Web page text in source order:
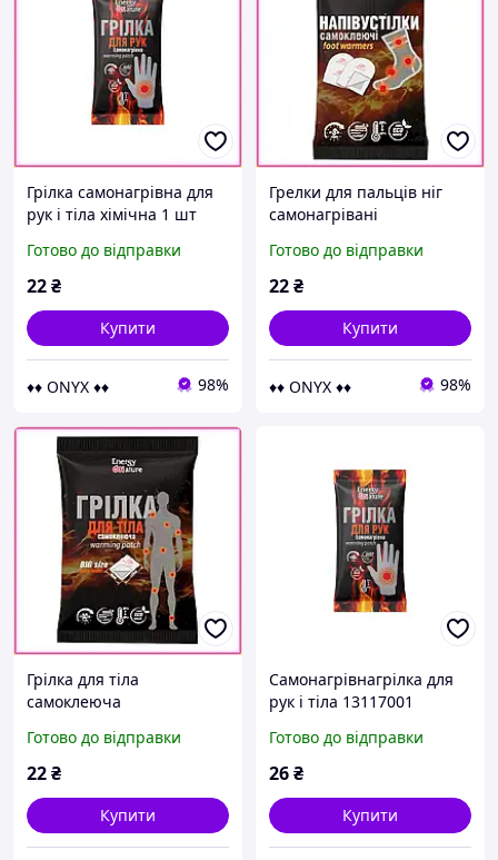
Грілка самонагрівна для
рук і тіла хімічна 1 шт
кишеню на 12 годин
тепла
Готово до відправки
22₴
Купити
♦♦ ONYX ♦♦ 98%
Грелки для пальців ніг
самонагрівані
полювання та риболовлі
напівустілки 2 штуки
Готово до відправки
22₴
Купити
♦♦ ONYX ♦♦ 98%
Грілка для тіла
самоклеюча
годин тепла захисна на
одяг термонаклейка
Готово до відправки
22₴
Купити
Самонагрівнагрілка для
рук і тіла 13117001
Готово до відправки
26₴
Купити